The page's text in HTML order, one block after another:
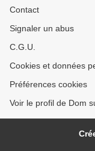
Contact
Signaler un abus
C.G.U.
Cookies et données
Préférences cookies
Voir le profil de Dom